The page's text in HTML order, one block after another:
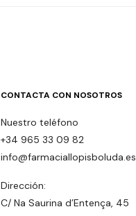
CONTACTA CON NOSOTROS
Nuestro teléfono
+34 965 33 09 82
info@farmaciallopisboluda.es
Dirección:
C/ Na Saurina d’Entença, 45